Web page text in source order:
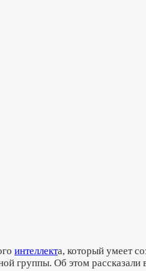
интеллекта, который умеет
группы. Об этом рассказали